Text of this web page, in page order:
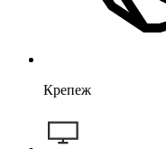
Крепеж